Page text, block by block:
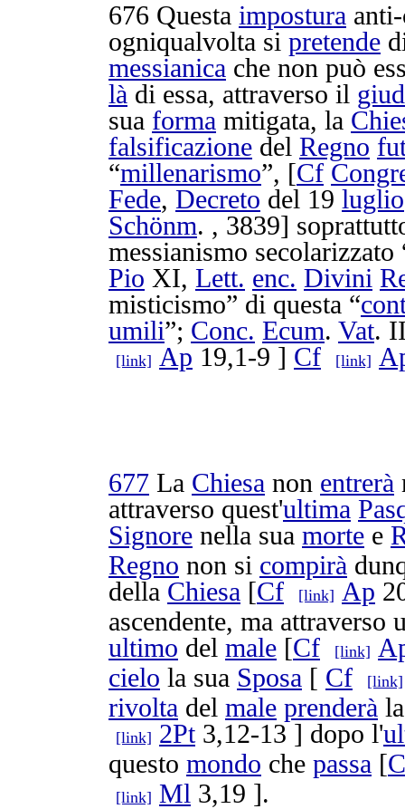
676 Questa impostura
ogniqualvolta si pretende
messianica che non può
là di essa, attraverso il
sua forma mitigata, la
falsificazione del Regno
“millenarismo”, [Cf
Fede, Decreto del 19 luglio
Schönm. , 3839]
messianismo secolarizzato
Pio XI, Lett. enc. Divini
misticismo” di questa “
umili”; Conc. Ecum. Vat.
[link] Ap 19,1-9 ] Cf [link]
677 La Chiesa non entrerà
attraverso quest'ultima
Signore nella sua morte e
Regno non si compirà
della Chiesa [Cf [link] Ap
ascendente, ma attraverso
ultimo del male [Cf [link]
cielo la sua Sposa [ Cf [link]
rivolta del male prenderà
[link] 2Pt3,12-13 ] dopo l'
questo mondo che passa [
[link] Ml 3,19 ].